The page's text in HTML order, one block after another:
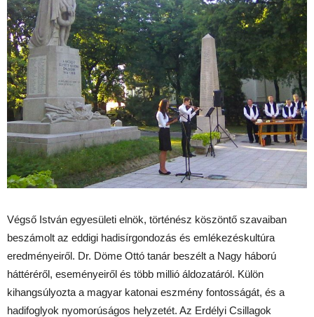
Végső István egyesületi elnök, történész köszöntő szavaiban
beszámolt az eddigi hadisírgondozás és emlékezéskultúra
eredményeiről. Dr. Döme Ottó tanár beszélt a Nagy háború
háttéréről, eseményeiről és több millió áldozatáról. Külön
kihangsúlyozta a magyar katonai eszmény fontosságát, és a
hadifoglyok nyomorúságos helyzetét. Az Erdélyi Csillagok